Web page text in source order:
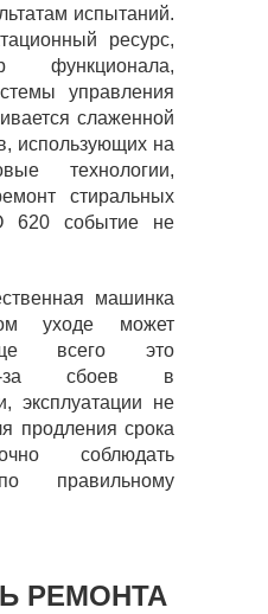
испытаний.
ресурс,
функционала,
управления
слаженной
использующих на
технологии,
стиральных
620 событие не
машинка
уходе может
всего это
за сбоев в
эксплуатации не
продления срока
соблюдать
правильному
РЕМОНТА